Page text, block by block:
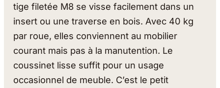
tige filetée M8 se visse facilement dans un
insert ou une traverse en bois. Avec 40 kg
par roue, elles conviennent au mobilier
courant mais pas à la manutention. Le
coussinet lisse suffit pour un usage
occasionnel de meuble. C’est le petit